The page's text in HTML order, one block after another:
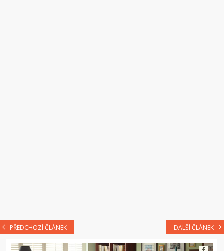
PŘEDCHOZÍ ČLÁNEK DALŠÍ ČLÁNEK